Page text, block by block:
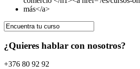
¿Quieres hablar con nosotros?
+376 80 92 92